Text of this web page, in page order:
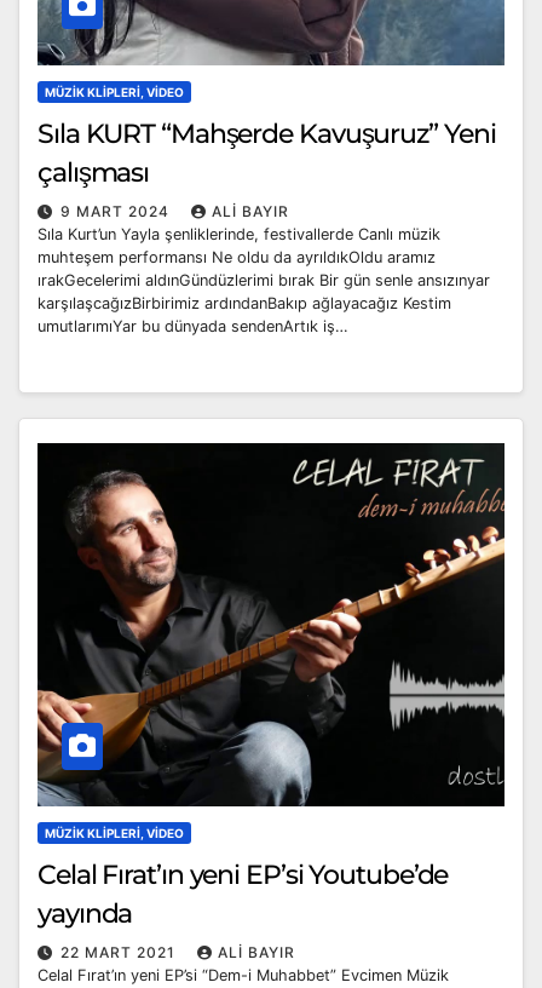
MÜZIK KLIPLERI, VIDEO
Sıla KURT “Mahşerde Kavuşuruz” Yeni
çalışması
9 MART 2024
ALI BAYIR
Sıla Kurt’un Yayla şenliklerinde, festivallerde Canlı müzik
muhteşem performansı Ne oldu da ayrıldıkOldu aramız
ırakGecelerimi aldınGündüzlerimi bırak Bir gün senle ansızınyar
karşılaşcağızBirbirimiz ardındanBakıp ağlayacağız Kestim
umutlarımıYar bu dünyada sendenArtık iş…
MÜZIK KLIPLERI, VIDEO
Celal Fırat’ın yeni EP’si Youtube’de
yayında
22 MART 2021
ALI BAYIR
Celal Fırat’ın yeni EP’si “Dem-i Muhabbet” Evcimen Müzik